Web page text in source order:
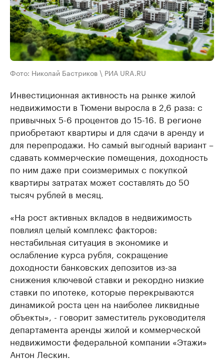
Фото: Николай Бастриков \ РИА URA.RU
Инвестиционная активность на рынке жилой
недвижимости в Тюмени выросла в 2,6 раза: с
привычных 5-6 процентов до 15-16. В регионе
приобретают квартиры и для сдачи в аренду и
для перепродажи. Но самый выгодный вариант –
сдавать коммерческие помещения, доходность
по ним даже при соизмеримых с покупкой
квартиры затратах может составлять до 50
тысяч рублей в месяц.
«На рост активных вкладов в недвижимость
повлиял целый комплекс факторов:
нестабильная ситуация в экономике и
ослабление курса рубля, сокращение
доходности банковских депозитов из-за
снижения ключевой ставки и рекордно низкие
ставки по ипотеке, которые перекрываются
динамикой роста цен на наиболее ликвидные
объекты», - говорит заместитель руководителя
департамента аренды жилой и коммерческой
недвижимости федеральной компании «Этажи»
Антон Лескин.